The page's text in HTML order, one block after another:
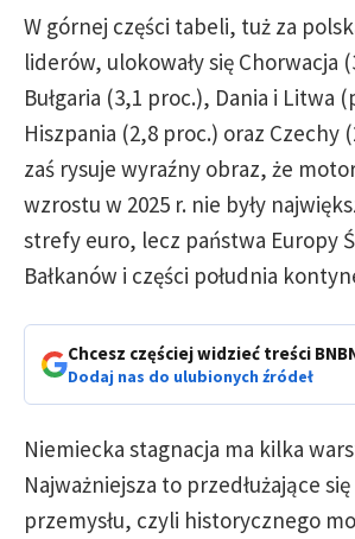
W górnej części tabeli, tuż za
liderów, ulokowały się Chorwacja
Bułgaria (3,1 proc.), Dania i Litwa
Hiszpania (2,8 proc.) oraz Czechy
zaś rysuje wyraźny obraz, że
wzrostu w 2025 r. nie były
strefy euro, lecz państwa Europy
Bałkanów i części południa
Chcesz częściej widzieć treści
Dodaj nas do ulubionych źródeł
Niemiecka stagnacja ma kilka
Najważniejsza to przedłużające się
przemysłu, czyli historycznego